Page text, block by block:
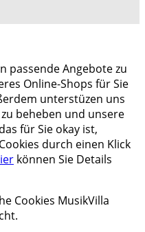
passende Angebote zu
Online-Shops für Sie
unterstüzen uns
beheben und unsere
für Sie okay ist,
durch einen Klick
können Sie Details
Cookies MusikVilla